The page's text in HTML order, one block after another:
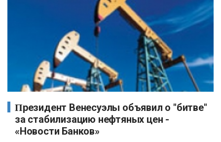
Президент Венесуэлы объявил о "битве"
за стабилизацию нефтяных цен -
«Новости Банков»